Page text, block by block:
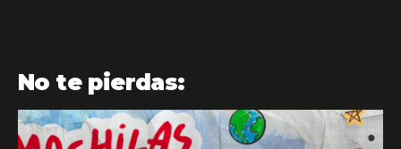
No te pierdas: